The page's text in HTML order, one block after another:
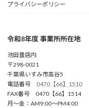
プライバシーポリシー
令和8年度 事業所所在地
池田畳店内
〒298-0021
千葉県いすみ市高谷5
電話番号 0470【66】1510
FAX番号 0470【66】1514
月～金：AM9:00～PM4:00